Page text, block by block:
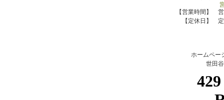
【営業時間】
【定休日】
ホームペー
世田